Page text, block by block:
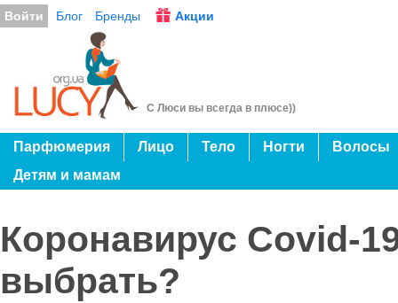
Войти Блог Бренды Акции
С Люси вы всегда в плюсе))
Парфюмерия Лицо Тело Ногти
Волосы
Детям и мамам
Коронавирус Covid-
выбрать?